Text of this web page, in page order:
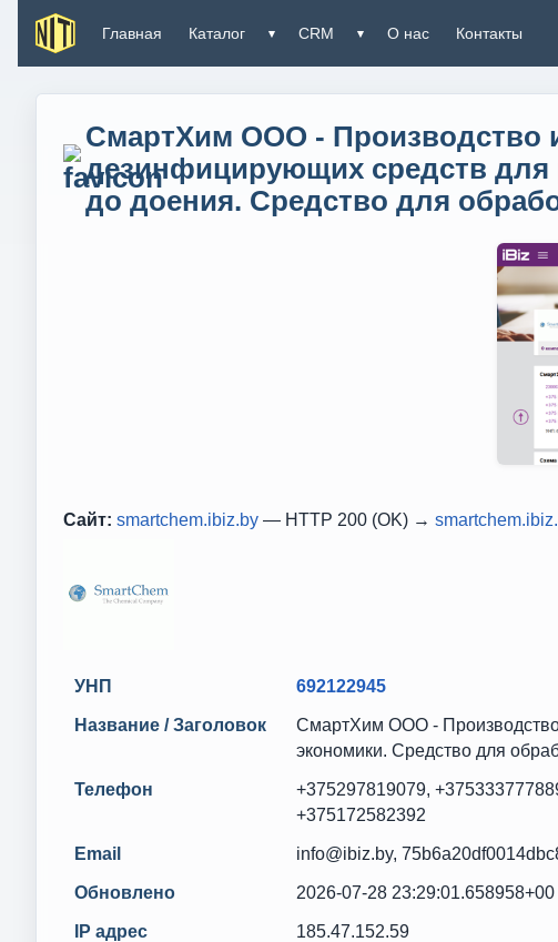
Главная Каталог ▾ CRM ▾ О нас Контакты
СмартХим ООО - Производство
дезинфицирующих средств для
до доения. Средство для
Сайт: smartchem.ibiz.by — HTTP 200 (OK) →
УНП 692122945
Название / Заголовок
СмартХим ООО - Производство
экономики. Средство для
Телефон
+375297819079,
+375172582392
Email info@ibiz.by,
Обновлено 2026-07-28 23:29:01.658958+00
IP адрес 185.47.152.59